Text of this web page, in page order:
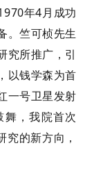
年4月成功
。竺可桢先生
究所推广，引
以钱学森为首
一号卫星发射
舞，我院首次
究的新方向，